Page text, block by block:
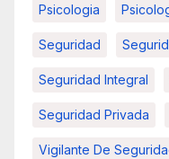
Psicologia
Seguridad
Seguridad Integral
Seguridad Privada
Vigilante De